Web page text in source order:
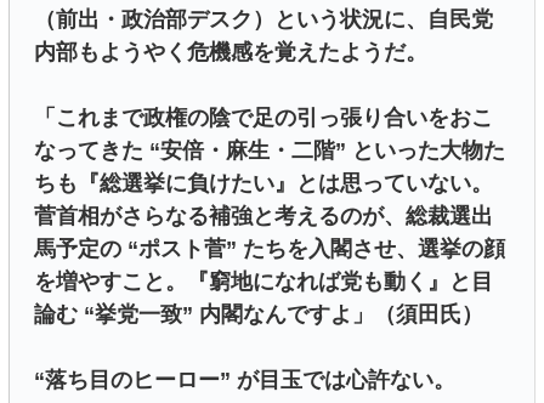
（前出・政治部デスク）という状況に、自民党
内部もようやく危機感を覚えたようだ。
「これまで政権の陰で足の引っ張り合いをおこ
なってきた “安倍・麻生・二階” といった大物た
ちも『総選挙に負けたい』とは思っていない。
菅首相がさらなる補強と考えるのが、総裁選出
馬予定の “ポスト菅” たちを入閣させ、選挙の顔
を増やすこと。『窮地になれば党も動く』と目
論む “挙党一致” 内閣なんですよ」（須田氏）
“落ち目のヒーロー” が目玉では心許ない。